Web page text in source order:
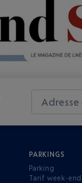
Adresse
PARKINGS
Parking
Tarif week-end